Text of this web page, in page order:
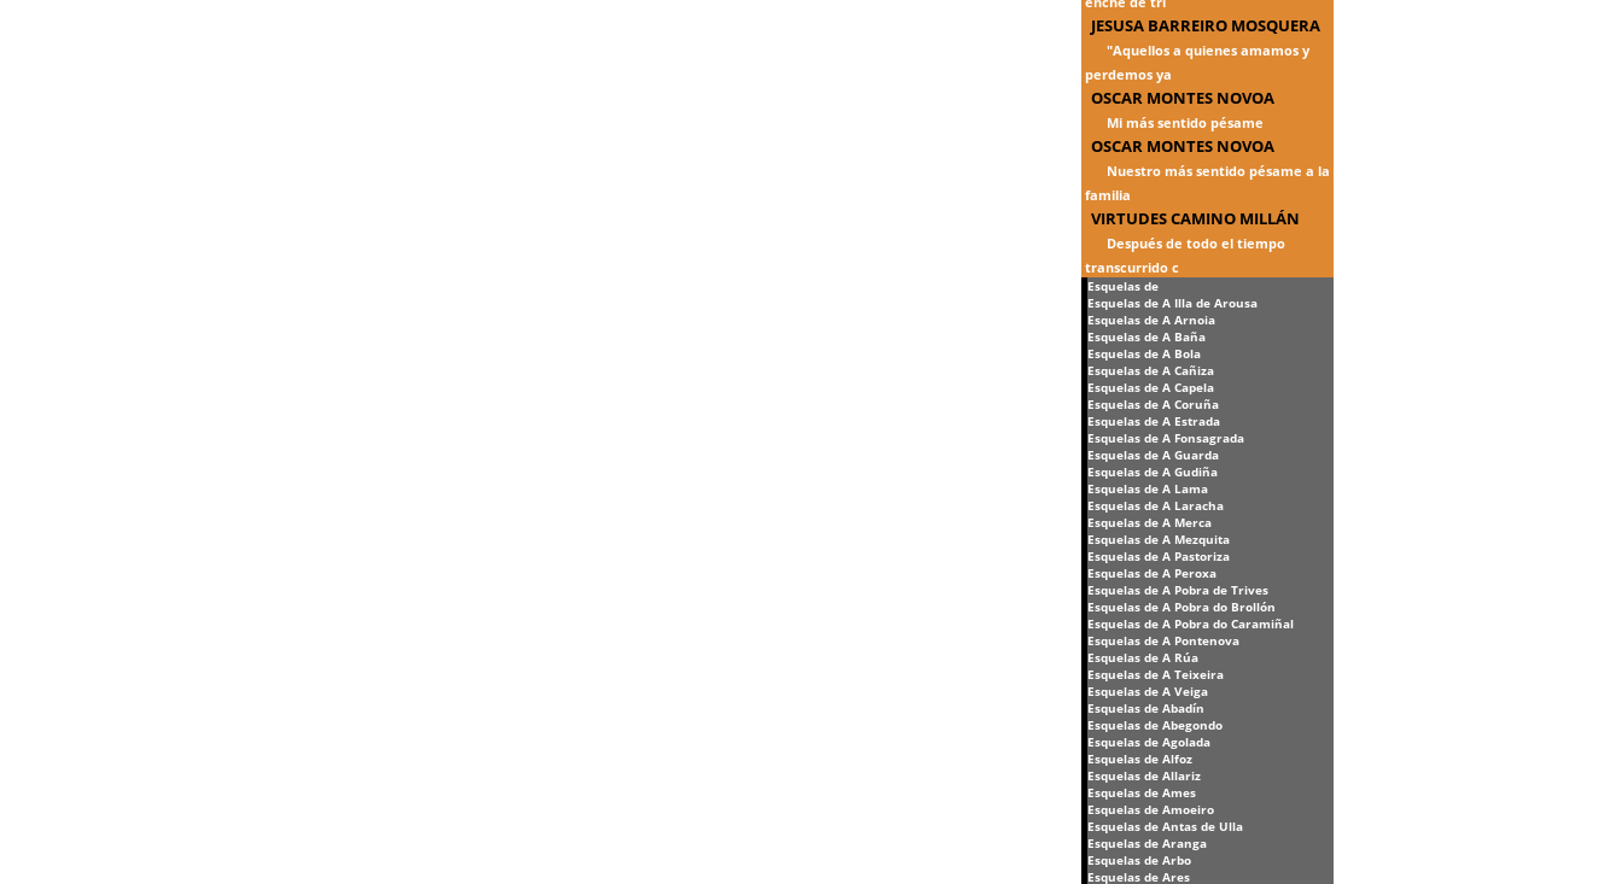
JESUSA BARREIRO MOSQUERA
"Aquellos a quienes amamos y
perdemos ya
OSCAR MONTES NOVOA
Mi más sentido pésame
OSCAR MONTES NOVOA
Nuestro más sentido pésame a la
familia
VIRTUDES CAMINO MILLÁN
Después de todo el tiempo
transcurrido c
Esquelas de
Esquelas de A Illa de Arousa
Esquelas de A Arnoia
Esquelas de A Baña
Esquelas de A Bola
Esquelas de A Cañiza
Esquelas de A Capela
Esquelas de A Coruña
Esquelas de A Estrada
Esquelas de A Fonsagrada
Esquelas de A Guarda
Esquelas de A Gudiña
Esquelas de A Lama
Esquelas de A Laracha
Esquelas de A Merca
Esquelas de A Mezquita
Esquelas de A Pastoriza
Esquelas de A Peroxa
Esquelas de A Pobra de Trives
Esquelas de A Pobra do Brollón
Esquelas de A Pobra do Caramiñal
Esquelas de A Pontenova
Esquelas de A Rúa
Esquelas de A Teixeira
Esquelas de A Veiga
Esquelas de Abadín
Esquelas de Abegondo
Esquelas de Agolada
Esquelas de Alfoz
Esquelas de Allariz
Esquelas de Ames
Esquelas de Amoeiro
Esquelas de Antas de Ulla
Esquelas de Aranga
Esquelas de Arbo
Esquelas de Ares